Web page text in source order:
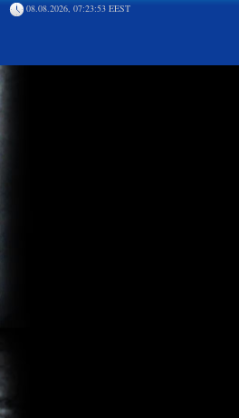
08.08.2026, 07:23:53 EEST